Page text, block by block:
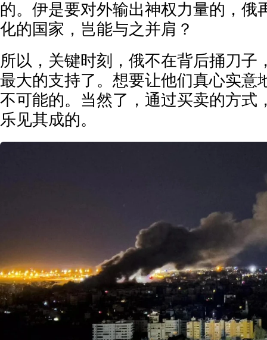
的。伊是要对外输出神权力量的，俄
化的国家，岂能与之并肩？
所以，关键时刻，俄不在背后捅刀子
最大的支持了。想要让他们真心实意
不可能的。当然了，通过买卖的方式
乐见其成的。